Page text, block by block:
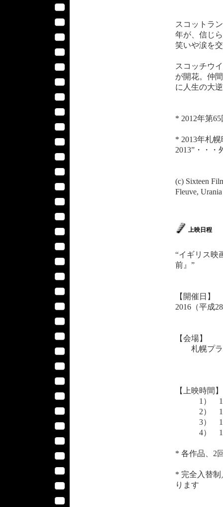
スコットラ
年が、信じ
笑いや涙を
スコッチウ
が開花。仲
に人生の大
* 2012年第
* 2013年札幌
2013”・・・
(c) Sixteen
Fleuve,
上映日程
“イギリス映
前』”
【開催日】
2016（平成
【会場】
札幌プラ
【上映時間
1） 11：
2） 13
3） 16：
4） 18
* 各作品、2
* 完全入替
ります